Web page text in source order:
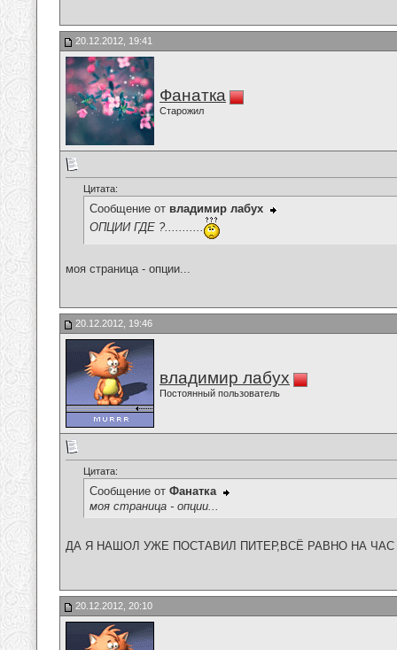
20.12.2012, 19:41
Фанатка
Старожил
Цитата:
Сообщение от владимир лабух
ОПЦИИ ГДЕ ?...........
моя страница - опции...
20.12.2012, 19:46
владимир лабух
Постоянный пользователь
Цитата:
Сообщение от Фанатка
моя страница - опции...
ДА Я НАШОЛ УЖЕ ПОСТАВИЛ ПИТЕР,ВСЁ РАВНО НА
20.12.2012, 20:10